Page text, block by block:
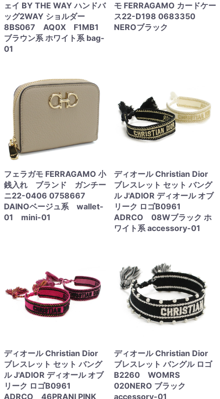
ェイ BY THE WAY ハンドバ
ッグ2WAY ショルダー
8BS067 AQ0X F1MB1
ブラウン系 ホワイト系 bag-
01
モ FERRAGAMO カードケー
ス22-D198 0683350
NEROブラック
フェラガモ FERRAGAMO 小
銭入れ ブランド ガンチー
ニ22-0406 0758667
DAINOベージュ系 wallet-
01 mini-01
ディオール Christian Dior
ブレスレット セット バング
ル J'ADIOR ディオール オブ
リーク ロゴB0961
ADRCO 08Wブラック ホ
ワイト系 accessory-01
ディオール Christian Dior
ブレスレット セット バング
ル J'ADIOR ディオール オブ
リーク ロゴB0961
ADRCO 46PRANI PINK
ディオール Christian Dior
ブレスレット バングル ロゴ
B2260 WOMRS
020NERO ブラック
accessory-01